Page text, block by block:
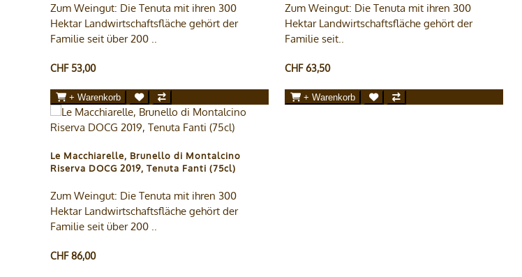
Zum Weingut: Die Tenuta mit ihren 300
Hektar Landwirtschaftsfläche gehört der
Familie seit über 200 ..
CHF 53,00
+ Warenkorb
Zum Weingut: Die Tenuta mit ihren 300
Hektar Landwirtschaftsfläche gehört der
Familie seit..
CHF 63,50
+ Warenkorb
Le Macchiarelle, Brunello di Montalcino
Riserva DOCG 2019, Tenuta Fanti (75cl)
Zum Weingut: Die Tenuta mit ihren 300
Hektar Landwirtschaftsfläche gehört der
Familie seit über 200 ..
CHF 86,00